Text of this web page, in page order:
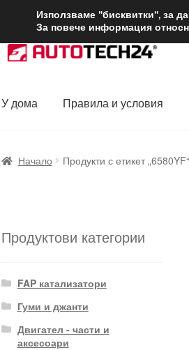
ДОСТАВКА
Skip
to
Skip
to
У дома Правила и условия
Начало Продукти с етикет „6580YF“
Продуктови категории
FAP катализатори
Гуми и джанти
Двигател - части и
аксесоари
Използваме "бисквитки", за
За повече информация